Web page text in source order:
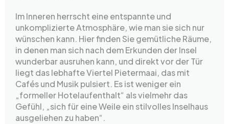
Im Inneren herrscht eine entspannte und
unkomplizierte Atmosphäre, wie man sie sich nur
wünschen kann. Hier finden Sie gemütliche Räume,
in denen man sich nach dem Erkunden der Insel
wunderbar ausruhen kann, und direkt vor der Tür
liegt das lebhafte Viertel Pietermaai, das mit
Cafés und Musik pulsiert. Es ist weniger ein
„formeller Hotelaufenthalt“ als vielmehr das
Gefühl, „sich für eine Weile ein stilvolles Inselhaus
ausgeliehen zu haben“.